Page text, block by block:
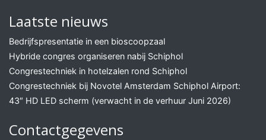
Laatste nieuws
Bedrijfspresentatie in een bioscoopzaal
Hybride congres organiseren nabij Schiphol
Congrestechniek in hotelzalen rond Schiphol
Congrestechniek bij Novotel Amsterdam Schiphol Airport:
43″ HD LED scherm (verwacht in de verhuur Juni 2026)
Contactgegevens